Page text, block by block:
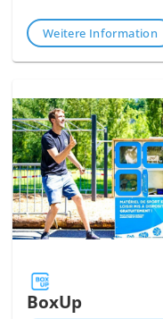
Weitere Information
BoxUp